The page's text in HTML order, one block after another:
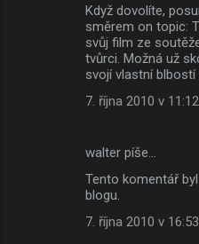
Když dovolíte,
směrem on topic:
svůj film ze
tvůrci. Možná už
svojí vlastní blbostí
7. října 2010 v 11:12
walter píše…
Tento komentář
blogu.
7. října 2010 v 16:53